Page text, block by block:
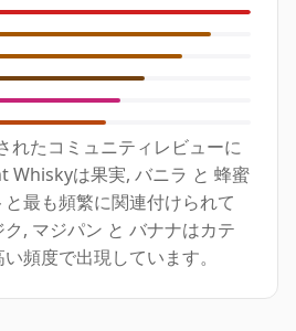
れたコミュニティレビューに
Whiskyは果実, バニラ と 蜂蜜
最も頻繁に関連付けられて
, マジパン と バナナはカテ
頻度で出現しています。